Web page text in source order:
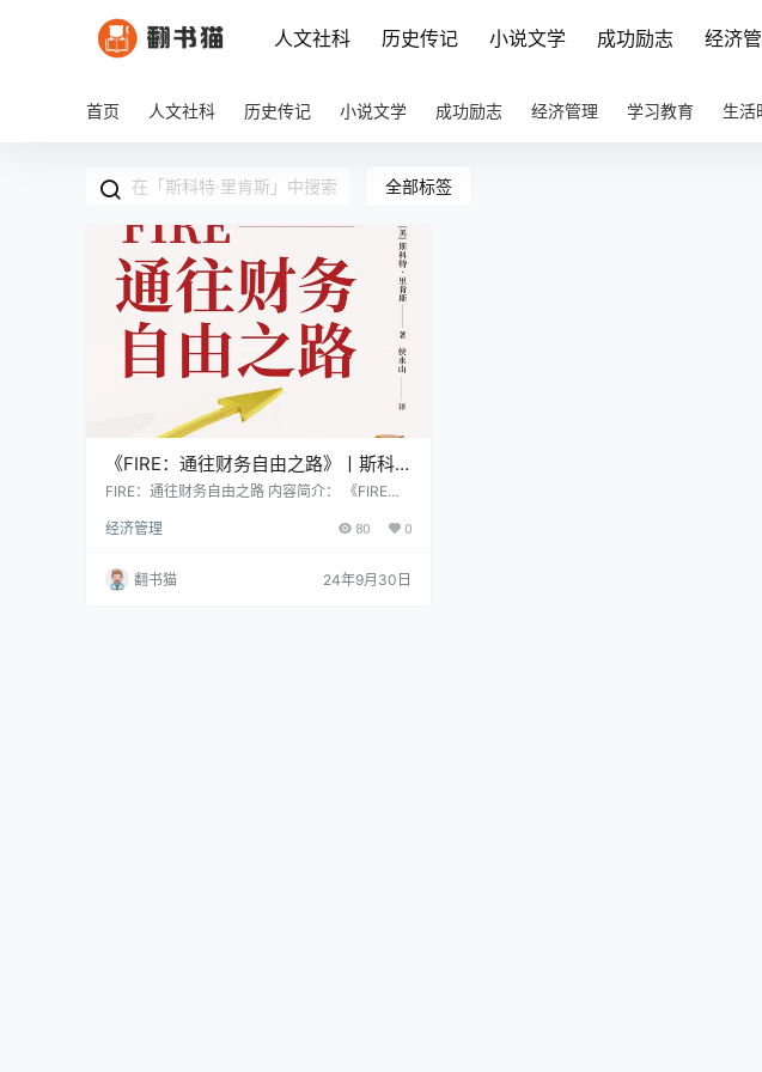
人文社科 历史传记 小说文学 成功励志 经济
首页 人文社科 历史传记 小说文学 成功励志 经济管理 学习教育 生活
全部标签
《FIRE：通往财务自由之路》丨斯科
特·里肯斯丨点燃你的财务自由之火
FIRE：通往财务自由之路 内容简介： 《FIRE：
易懂的投资理财知识，适合各行各业的普通读
消费自制力，学习明智投资；真实案例分享，多
个FIRE成功者的故事，来自不同职业和背景的经
经济管理 80 0
翻书猫 24年9月30日